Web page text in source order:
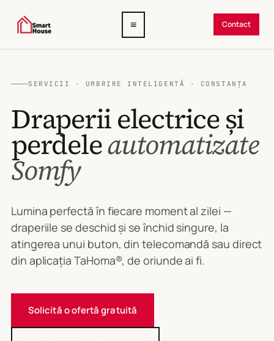
Deschide
meniul
≡ Contact
SERVICII · UMBRIRE INTELIGENTĂ · CONSTANȚA
Draperii electrice și
perdeleautomatizate
Somfy
Lumina perfectă în fiecare moment al zilei —
draperiile se deschid și se închid singure, la
atingerea unui buton, din telecomandă sau direct
din aplicația TaHoma®, de oriunde ai fi.
Solicită o ofertă gratuită